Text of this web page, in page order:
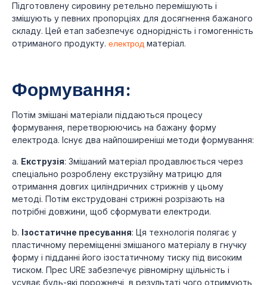
Підготовлену сировину ретельно перемішують і
змішують у певних пропорціях для досягнення бажаного
складу. Цей етап забезпечує однорідність і гомогенність
отриманого продукту. електрод матеріал.
Формування:
Потім змішані матеріали піддаються процесу
формування, перетворюючись на бажану форму
електрода. Існує два найпоширеніші методи формування:
a. Екструзія: Змішаний матеріал продавлюється через
спеціально розроблену екструзійну матрицю для
отримання довгих циліндричних стрижнів у цьому
методі. Потім екструдовані стрижні розрізають на
потрібні довжини, щоб сформувати електроди.
b. Ізостатичне пресування: Ця технологія полягає у
пластичному переміщенні змішаного матеріалу в гнучку
форму і підданні його ізостатичному тиску під високим
тиском. Прес URE забезпечує рівномірну щільність і
усуває будь-які порожнечі, в результаті чого отримують